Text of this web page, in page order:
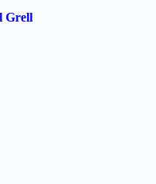
Grell